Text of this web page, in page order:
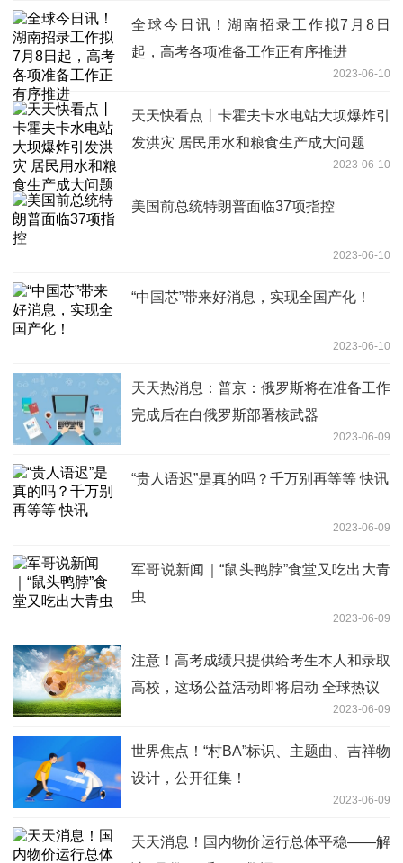
全球今日讯！湖南招录工作拟7月8日
起，高考各项准备工作正有序推进
2023-06-10
天天快看点丨卡霍夫卡水电站大坝爆炸引
发洪灾 居民用水和粮食生产成大问题
2023-06-10
美国前总统特朗普面临37项指控
2023-06-10
“中国芯”带来好消息，实现全国产化！
2023-06-10
天天热消息：普京：俄罗斯将在准备工作
完成后在白俄罗斯部署核武器
2023-06-09
“贵人语迟”是真的吗？千万别再等等 快讯
2023-06-09
军哥说新闻｜“鼠头鸭脖”食堂又吃出大青
虫
2023-06-09
注意！高考成绩只提供给考生本人和录取
高校，这场公益活动即将启动 全球热议
2023-06-09
世界焦点！“村BA”标识、主题曲、吉祥物
设计，公开征集！
2023-06-09
天天消息！国内物价运行总体平稳——解